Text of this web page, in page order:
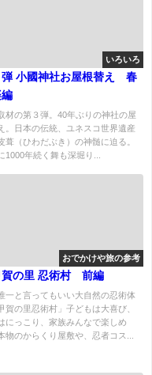
いろいろ
弾 小國神社お屋根替え 春
材の第３弾。40年ぶりの神社の屋
。日本の伝統、ユネスコ世界遺産
葺（ひわだぶき）の神髄に迫る。
1000年続く舞も深堀り...
おでかけや旅の参考
の里 忍術村 前編
一と言ってもいい大自然の忍術体
賀の里忍術村」子どもは大喜び、
にっこり、家族みんなで楽しめ
物のからくり屋敷や、忍者コス...